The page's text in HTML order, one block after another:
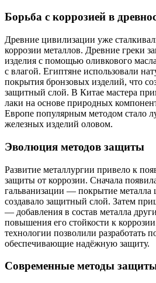
Борьба с коррозией в
Древние цивилизации уже
коррозии металлов. Древние греки
изделия с помощью оливкового
с влагой. Египтяне использовали
покрытия бронзовых изделий, что
защитный слой. В Китае мастера
лаки на основе природных
Европе популярным методом стало
железных изделий оловом.
Эволюция методов защиты
Развитие металлургии привело к
защиты от коррозии. Сначала
гальванизации — покрытие металла
создавало защитный слой. Затем
— добавления в состав металла
повышения его стойкости к
технологии позволили разработать
обеспечивающие надёжную защиту.
Современные методы